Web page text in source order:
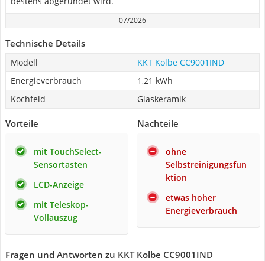
07/2026
Technische Details
Modell
KKT Kolbe CC9001IND
Energieverbrauch
1,21 kWh
Kochfeld
Glaskeramik
Vorteile
mit TouchSelect-
Sensortasten
LCD-Anzeige
mit Teleskop-
Vollauszug
Nachteile
ohne
Selbstreinigungsfun
ktion
etwas hoher
Energieverbrauch
Fragen und Antworten zu KKT Kolbe CC9001IND